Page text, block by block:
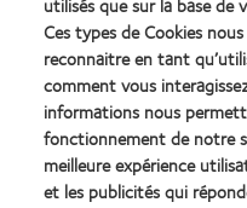
Je souhaite recevoir un set
Nom de votre Business
Ces types de Cookies
reconnaitre en tant
comment vous
informations nous
fonctionnement de notre
meilleure expérience
et les publicités qui